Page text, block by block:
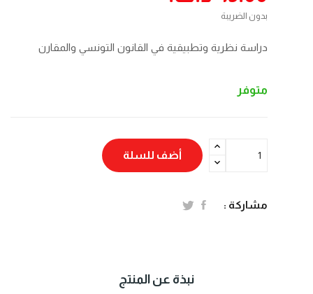
بدون الضريبة
دراسة نظرية وتطبيقية في القانون التونسي والمقارن
متوفر
أضف للسلة
مشاركة :
نبذة عن المنتج